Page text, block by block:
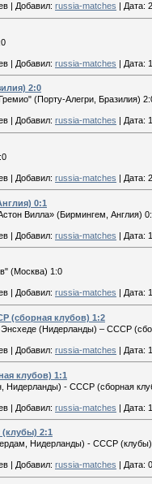
| Добавил: russia-matches | Дата:
| Добавил: russia-matches | Дата:
2:0
(Порту-Алегри, Бразилия)
Добавил: russia-matches Дата:
| Добавил: russia-matches | Дата:
0:1
Вилла» (Бирмингем, Англия)
| Добавил: russia-matches | Дата:
(Москва) 1:0
Добавил: russia-matches Дата:
(сборная клубов) 1:2
Энсхеде (Нидерланды) – СССР
| Добавил: russia-matches | Дата:
клубов) 1:1
Нидерланды) - СССР (сборная
| Добавил: russia-matches | Дата:
2:1
Нидерланды) - СССР
Добавил: russia-matches Дата: